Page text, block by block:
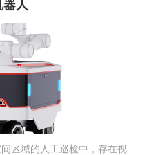
人
区域的人工巡检中，存在视